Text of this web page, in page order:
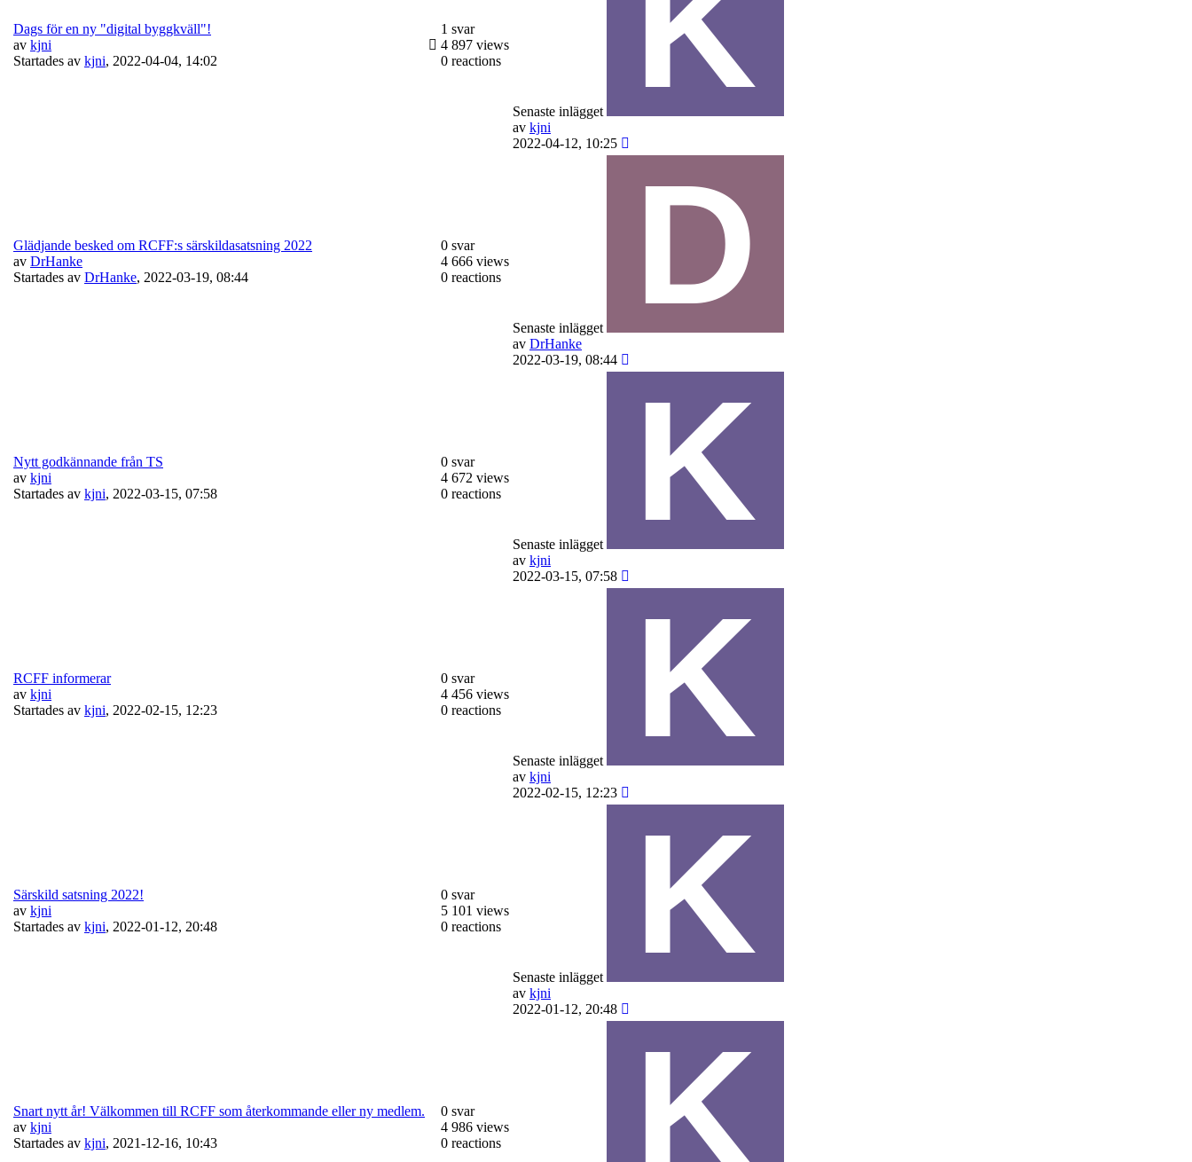
Dags för en ny "digital byggkväll"!
av kjni
Startades av kjni, 2022-04-04, 14:02
1 svar
4 897 views
0 reactions
Senaste inlägget
av kjni
2022-04-12, 10:25
Glädjande besked om RCFF:s särskildasatsning 2022
av DrHanke
Startades av DrHanke, 2022-03-19, 08:44
0 svar
4 666 views
0 reactions
Senaste inlägget
av DrHanke
2022-03-19, 08:44
Nytt godkännande från TS
av kjni
Startades av kjni, 2022-03-15, 07:58
0 svar
4 672 views
0 reactions
Senaste inlägget
av kjni
2022-03-15, 07:58
RCFF informerar
av kjni
Startades av kjni, 2022-02-15, 12:23
0 svar
4 456 views
0 reactions
Senaste inlägget
av kjni
2022-02-15, 12:23
Särskild satsning 2022!
av kjni
Startades av kjni, 2022-01-12, 20:48
0 svar
5 101 views
0 reactions
Senaste inlägget
av kjni
2022-01-12, 20:48
Snart nytt år! Välkommen till RCFF som återkommande eller ny medlem.
av kjni
Startades av kjni, 2021-12-16, 10:43
0 svar
4 986 views
0 reactions